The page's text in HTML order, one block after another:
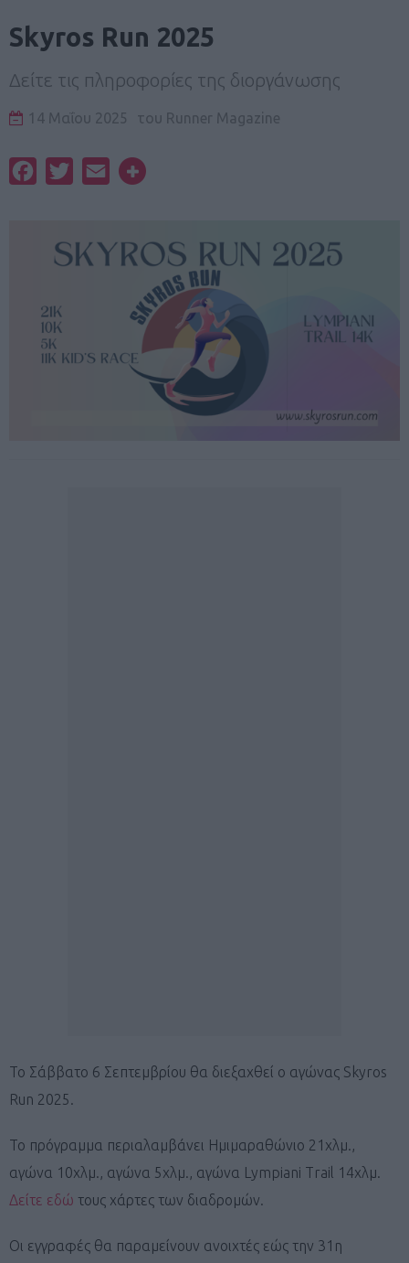
Skyros Run 2025
Δείτε τις πληροφορίες της διοργάνωσης
14 Μαΐου 2025 του Runner Magazine
FacebookTwitterEmail
Το Σάββατο 6 Σεπτεμβρίου θα διεξαχθεί ο αγώνας Skyros
Run 2025.
Το πρόγραμμα περιαλαμβάνει Ημιμαραθώνιο 21χλμ.,
αγώνα 10χλμ., αγώνα 5χλμ., αγώνα Lympiani Trail 14χλμ.
Δείτε εδώ τους χάρτες των διαδρομών.
Οι εγγραφές θα παραμείνουν ανοιχτές εώς την 31η